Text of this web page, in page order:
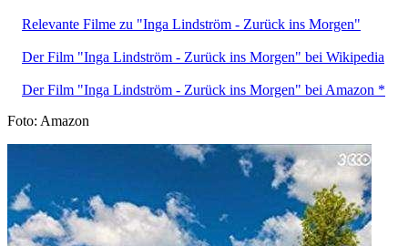
Relevante Filme zu "Inga Lindström - Zurück ins Morgen"
Der Film "Inga Lindström - Zurück ins Morgen" bei Wikipedia
Der Film "Inga Lindström - Zurück ins Morgen" bei Amazon *
Foto: Amazon